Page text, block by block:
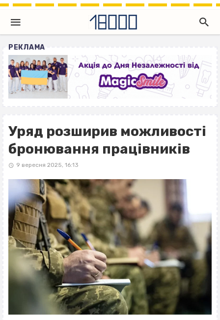
РЕКЛАМА
Уряд розширив можливості
бронювання працівників
9 вересня 2025, 16:13